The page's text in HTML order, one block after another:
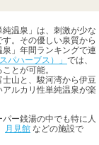
温泉」は、刺激が少な
。その優しい泉質から
」年間ランキングで連
パハーブス）」 では、
とが可能。
士山と、駿河湾から伊豆
ルカリ性単純温泉が楽
ー銭湯の中でも特に人
月見館 などの施設で